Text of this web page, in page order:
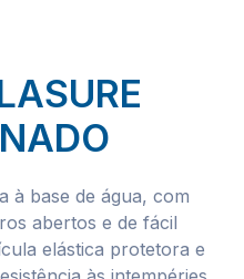
à base de água, com
abertos e de fácil
elástica protetora e